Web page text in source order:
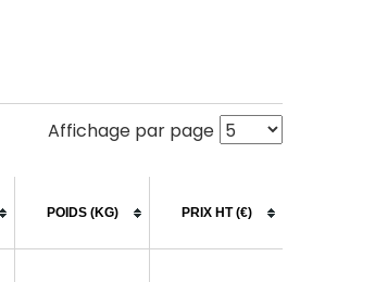
Affichage par page
POIDS (KG) PRIX HT (€)